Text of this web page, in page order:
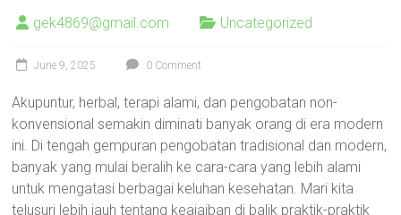
gek4869@gmail.com Uncategorized
June 9, 2025 0 Comment
Akupuntur, herbal, terapi alami, dan pengobatan non-
konvensional semakin diminati banyak orang di era modern
ini. Di tengah gempuran pengobatan tradisional dan modern,
banyak yang mulai beralih ke cara-cara yang lebih alami
untuk mengatasi berbagai keluhan kesehatan. Mari kita
telusuri lebih jauh tentang keajaiban di balik praktik-praktik